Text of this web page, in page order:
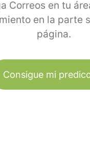
Correos en tu
en la parte
página.
Consigue mi